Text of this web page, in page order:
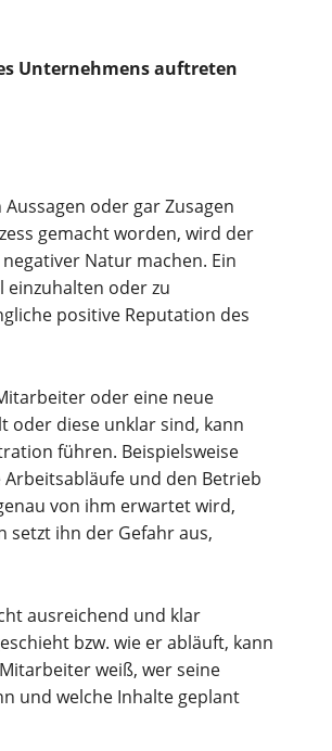
Unternehmens auftreten
oder gar Zusagen
gemacht worden, wird der
Natur machen. Ein
einzuhalten oder zu
positive Reputation des
oder eine neue
diese unklar sind, kann
führen. Beispielsweise
und den Betrieb
von ihm erwartet wird,
ihn der Gefahr aus,
ausreichend und klar
bzw. wie er abläuft, kann
weiß, wer seine
und welche Inhalte geplant